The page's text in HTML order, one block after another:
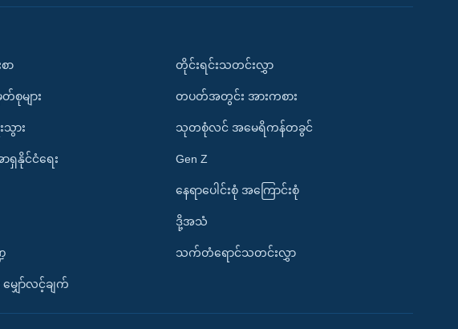
ာ
စုများ
သွား
နိုင်ငံရေး
ျှော်လင့်ချက်
တိုင်းရင်းသတင်းလွှာ
တပတ်အတွင်း အားကစား
သုတစုံလင် အမေရိကန်တခွင်
Gen Z
နေရာပေါင်းစုံ အကြောင်းစုံ
ဒို့အသံ
သက်တံရောင်သတင်းလွှာ